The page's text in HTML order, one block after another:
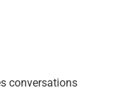
conversations